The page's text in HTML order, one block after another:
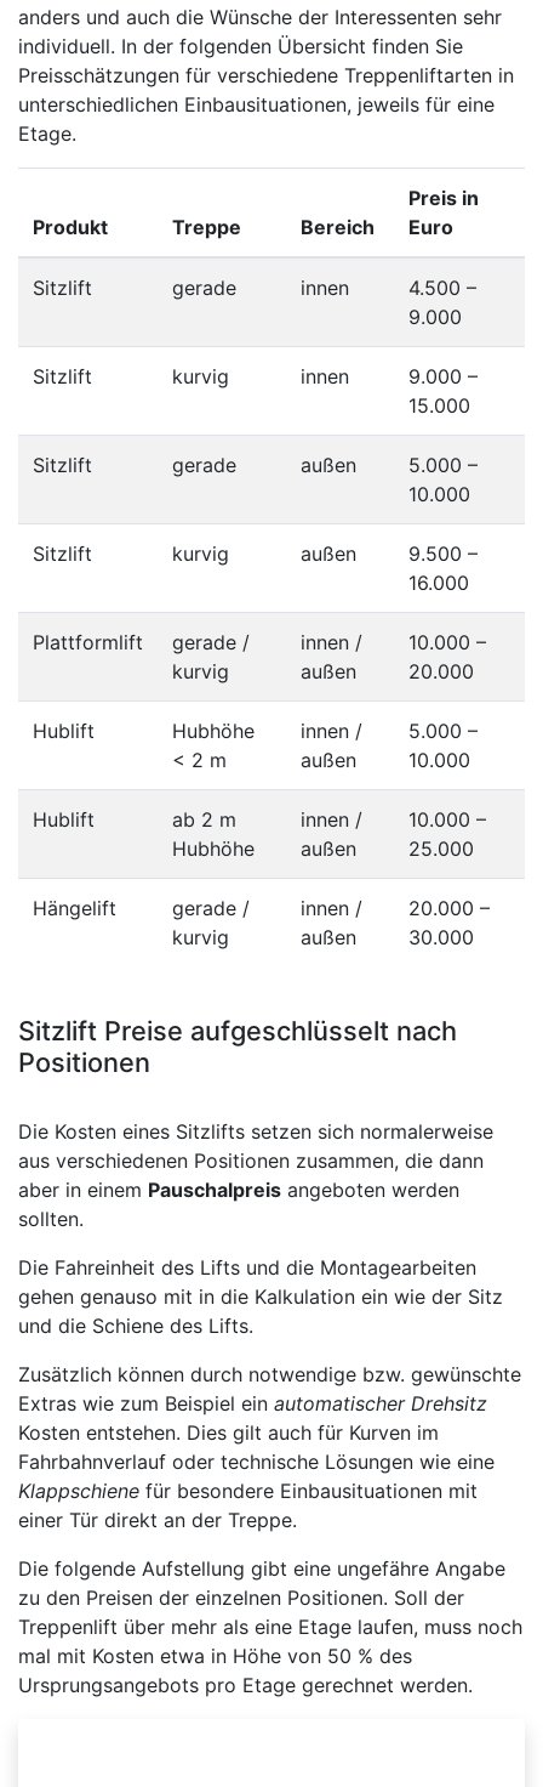
anders und auch die Wünsche der Interessenten sehr
individuell. In der folgenden Übersicht finden Sie
Preisschätzungen für verschiedene Treppenliftarten in
unterschiedlichen Einbausituationen, jeweils für eine
Etage.
Produkt Treppe Bereich
Preis in
Euro
Sitzlift gerade innen
4.500 –
9.000
Sitzlift kurvig innen
9.000 –
15.000
Sitzlift gerade außen
5.000 –
10.000
Sitzlift kurvig außen
9.500 –
16.000
Plattformlift
gerade /
kurvig
innen /
außen
10.000 –
20.000
Hublift
Hubhöhe
< 2 m
innen /
außen
5.000 –
10.000
Hublift
ab 2 m
Hubhöhe
innen /
außen
10.000 –
25.000
Hängelift
gerade /
kurvig
innen /
außen
20.000 –
30.000
Sitzlift Preise aufgeschlüsselt nach
Positionen
Die Kosten eines Sitzlifts setzen sich normalerweise
aus verschiedenen Positionen zusammen, die dann
aber in einem Pauschalpreis angeboten werden
sollten.
Die Fahreinheit des Lifts und die Montagearbeiten
gehen genauso mit in die Kalkulation ein wie der Sitz
und die Schiene des Lifts.
Zusätzlich können durch notwendige bzw. gewünschte
Extras wie zum Beispiel ein automatischer Drehsitz
Kosten entstehen. Dies gilt auch für Kurven im
Fahrbahnverlauf oder technische Lösungen wie eine
Klappschiene für besondere Einbausituationen mit
einer Tür direkt an der Treppe.
Die folgende Aufstellung gibt eine ungefähre Angabe
zu den Preisen der einzelnen Positionen. Soll der
Treppenlift über mehr als eine Etage laufen, muss noch
mal mit Kosten etwa in Höhe von 50 % des
Ursprungsangebots pro Etage gerechnet werden.